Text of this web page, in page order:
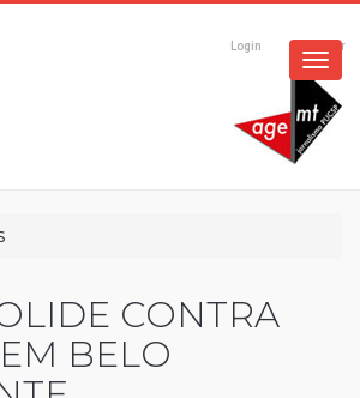
Login Registrar
CONTRA
BELO